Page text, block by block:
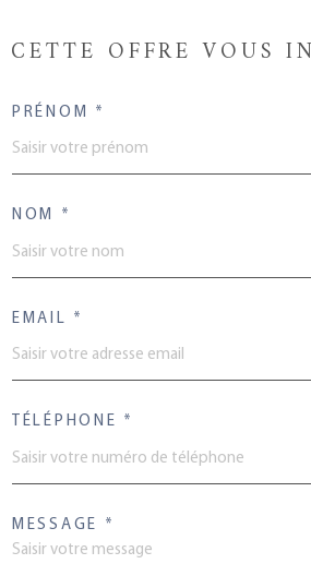
CETTE OFFRE VOUS
PRÉNOM *
NOM *
EMAIL *
TÉLÉPHONE *
MESSAGE *